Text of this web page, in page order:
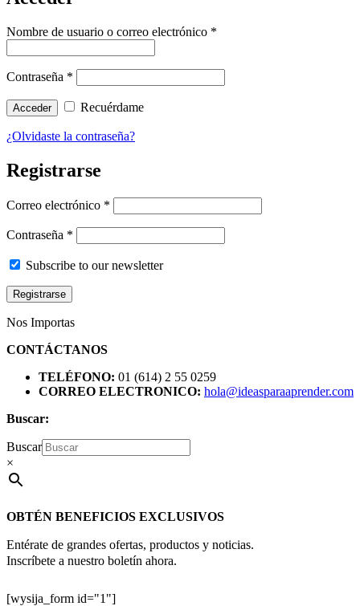
Nombre de usuario o correo electrónico *
Contraseña *
Acceder Recuérdame
¿Olvidaste la contraseña?
Registrarse
Correo electrónico *
Contraseña *
Subscribe to our newsletter
Registrarse
Nos Importas
CONTÁCTANOS
TELÉFONO: 01 (614) 2 55 0259
CORREO ELECTRONICO: hola@ideasparaaprender.com
Buscar:
Buscar
×
OBTÉN BENEFICIOS EXCLUSIVOS
Entérate de grandes ofertas, productos y noticias.
Inscríbete a nuestro boletín ahora.
[wysija_form id="1"]